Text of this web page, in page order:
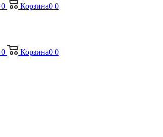
0 Корзина0 0
0 Корзина0 0